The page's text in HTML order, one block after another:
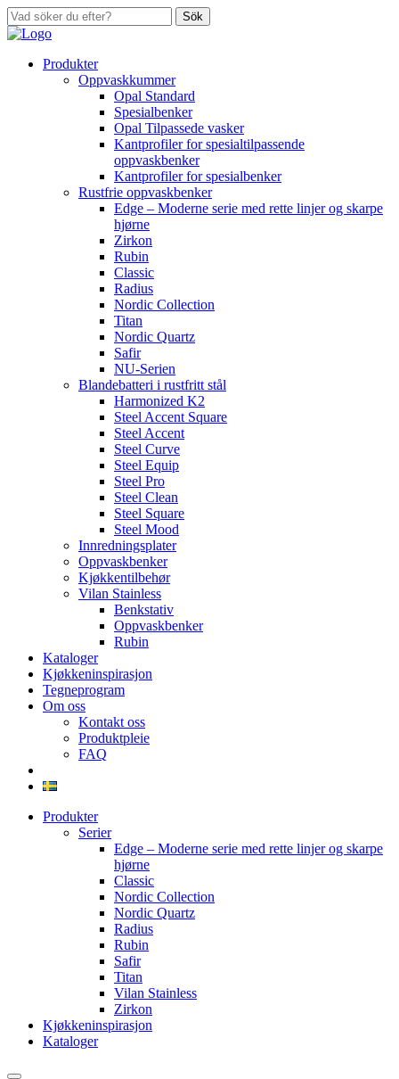
Sök
Produkter
Oppvaskkummer
Opal Standard
Spesialbenker
Opal Tilpassede vasker
Kantprofiler for spesialtilpassende
oppvaskbenker
Kantprofiler for spesialbenker
Rustfrie oppvaskbenker
Edge – Moderne serie med rette linjer og skarpe
hjørne
Zirkon
Rubin
Classic
Radius
Nordic Collection
Titan
Nordic Quartz
Safir
NU-Serien
Blandebatteri i rustfritt stål
Harmonized K2
Steel Accent Square
Steel Accent
Steel Curve
Steel Equip
Steel Pro
Steel Clean
Steel Square
Steel Mood
Innredningsplater
Oppvaskbenker
Kjøkkentilbehør
Vilan Stainless
Benkstativ
Oppvaskbenker
Rubin
Kataloger
Kjøkkeninspirasjon
Tegneprogram
Om oss
Kontakt oss
Produktpleie
FAQ
Produkter
Serier
Edge – Moderne serie med rette linjer og skarpe
hjørne
Classic
Nordic Collection
Nordic Quartz
Radius
Rubin
Safir
Titan
Vilan Stainless
Zirkon
Kjøkkeninspirasjon
Kataloger